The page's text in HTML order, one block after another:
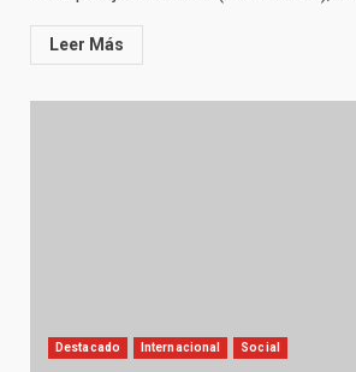
Leer Más
Destacado Internacional Social